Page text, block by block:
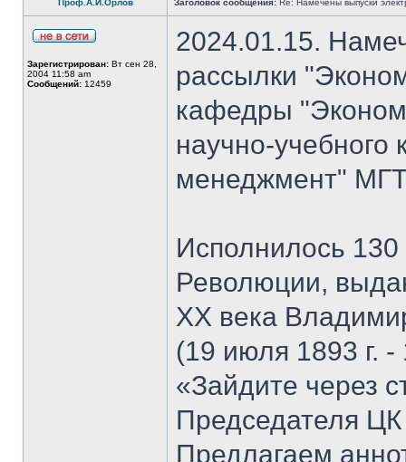
Проф.А.И.Орлов Заголовок сообщения: Re: Намечены выпуски
Зарегистрирован: Вт сен 28,
2004 11:58 am
Сообщений: 12459
2024.01.15.
рассылки
кафедры
научно-
менеджмент"
Исполнилось
Революции,
XX века
(19 июля 1893 г.
«Зайдите через
Председателя
Предлагаем